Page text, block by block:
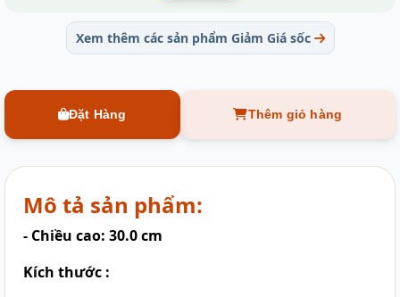
Xem thêm các sản phẩm Giảm Giá sốc
Đặt Hàng Thêm giỏ hàng
Mô tả sản phẩm:
- Chiều cao: 30.0 cm
Kích thước :